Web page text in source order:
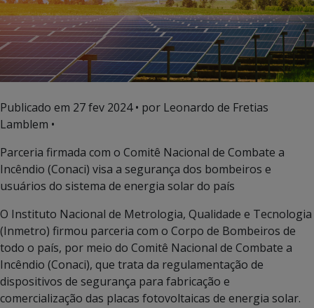
Publicado em 27 fev 2024• por Leonardo de Fretias
Lamblem •
Parceria firmada com o Comitê Nacional de Combate a
Incêndio (Conaci) visa a segurança dos bombeiros e
usuários do sistema de energia solar do país
O Instituto Nacional de Metrologia, Qualidade e Tecnologia
(Inmetro) firmou parceria com o Corpo de Bombeiros de
todo o país, por meio do Comitê Nacional de Combate a
Incêndio (Conaci), que trata da regulamentação de
dispositivos de segurança para fabricação e
comercialização das placas fotovoltaicas de energia solar.